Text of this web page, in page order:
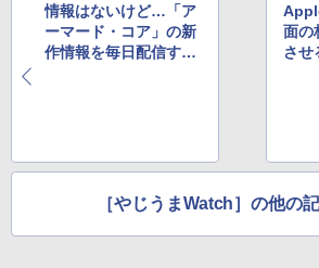
情報はないけど…「ア
ーマード・コア」の新
作情報を毎日配信する
面の
させ
［やじうまWatch］の他の